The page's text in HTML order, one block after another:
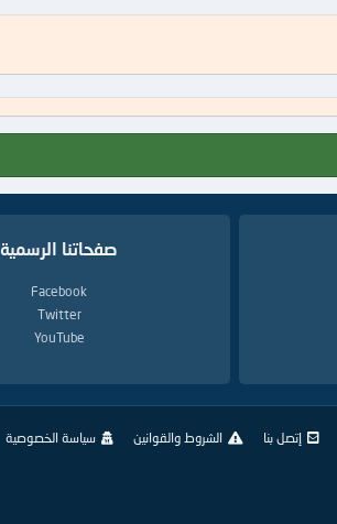
صفحاتنا الرسمية
Facebook
Twitter
YouTube
إتصل بنا الشروط والقوانين سياسة الخصوصية